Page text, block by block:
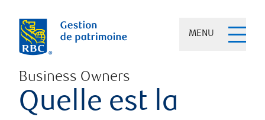
MENU
Business Owners
Quelle est la